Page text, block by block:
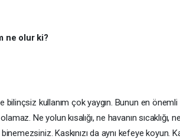
ne olur ki?
kullanım çok yaygın. Bunun en
Ne yolun kısalığı, ne havanın
Kaskınızı da aynı kefeye koyun.